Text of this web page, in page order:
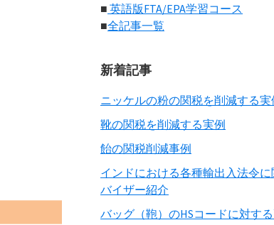
■ 英語版FTA/EPA学習コース
■全記事一覧
新着記事
ニッケルの粉の関税を削減する実
靴の関税を削減する実例
飴の関税削減事例
インドにおける各種輸出入法令に
バイザー紹介
バッグ（鞄）のHSコードに対す